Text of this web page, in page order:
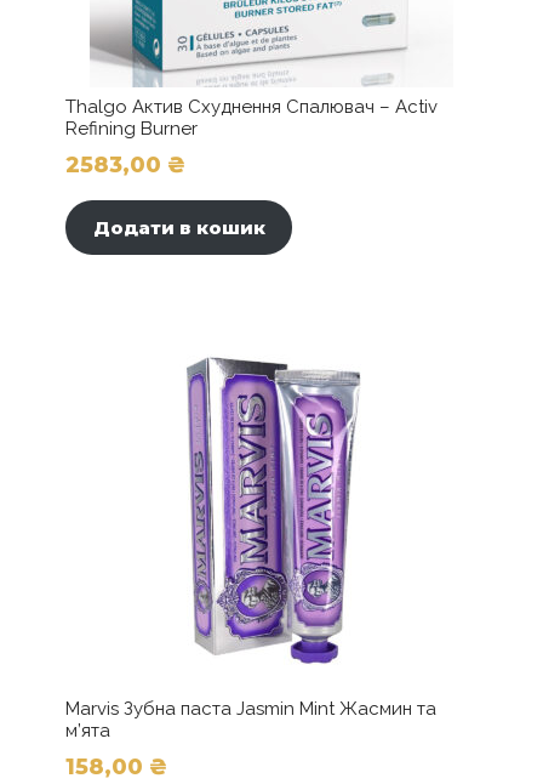
Thalgo Актив Схуднення Спалювач – Activ
Refining Burner
2583,00 ₴
Додати в кошик
Marvis Зубна паста Jasmin Mint Жасмин та
м’ята
158,00 ₴